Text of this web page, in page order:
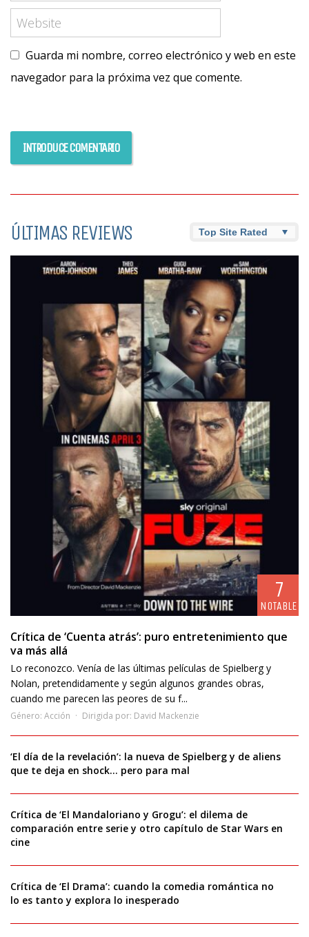
Guarda mi nombre, correo electrónico y web en este
navegador para la próxima vez que comente.
ÚLTIMAS REVIEWS
7
NOTABLE
Crítica de ‘Cuenta atrás’: puro entretenimiento que
va más allá
Lo reconozco. Venía de las últimas películas de Spielberg y
Nolan, pretendidamente y según algunos grandes obras,
cuando me parecen las peores de su f...
Género: Acción Dirigida por: David Mackenzie
‘El día de la revelación’: la nueva de Spielberg y de aliens
que te deja en shock… pero para mal
Crítica de ‘El Mandaloriano y Grogu’: el dilema de
comparación entre serie y otro capítulo de Star Wars en
cine
Crítica de ‘El Drama’: cuando la comedia romántica no
lo es tanto y explora lo inesperado